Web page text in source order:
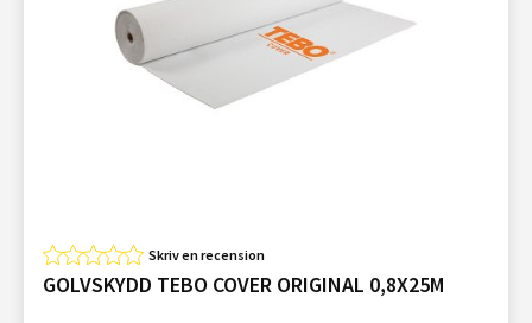
Skriv en recension
GOLVSKYDD TEBO COVER ORIGINAL 0,8X25M